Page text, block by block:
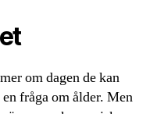
om dagen de kan
fråga om ålder. Men